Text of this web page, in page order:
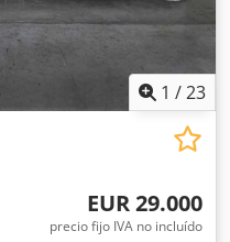
1 /23
EUR 29.000
precio fijo IVA no incluído